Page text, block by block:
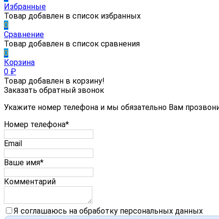
Избранные
Товар добавлен в список избранных
0
Сравнение
Товар добавлен в список сравнения
0
Корзина
0 ₽
Товар добавлен в корзину!
Заказать обратный звонок
Укажите номер телефона и мы обязательно Вам
Номер телефона*
Email
Ваше имя*
Комментарий
Я соглашаюсь на обработку персональных данных